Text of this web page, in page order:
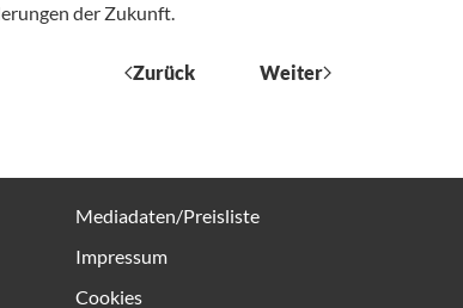
der Zukunft.
Zurück Weiter
Mediadaten/Preisliste
Impressum
Cookies